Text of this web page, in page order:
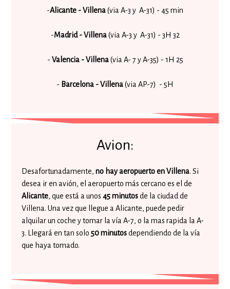
-Alicante - Villena(via A-3 y A-31) - 45 min
-Madrid - Villena(via A-3 y A-31) - 3H 32
- Valencia - Villena(via A- 7 y A-35) - 1H 25
- Barcelona - Villena(via AP-7) - 5H
Avion:
Desafortunadamente,no hay aeropuerto en Villena. Si
desea ir en avión, el aeropuerto más cercano es el de
Alicante, que está a unos45 minutosde la ciudad de
Villena. Una vez que llegue a Alicante, puede pedir
alquilar un coche y tomar la vía A-7, o la mas rapida la A-
3. Llegará en tan solo50 minutosdependiendo de la vía
que haya tomado.